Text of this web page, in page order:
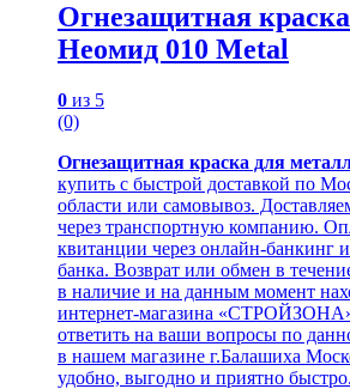
Огнезащитная
Неомид 010 Metal
0 из 5
(0)
Огнезащитная краска для
купить с быстрой доставкой по
области или самовывоз.
через транспортную компанию.
квитанции через онлайн-банкинг
банка. Возврат или обмен в
в наличие и на данным момент
интернет-магазина
ответить на ваши вопросы по
в нашем магазине г.Балашиха
удобно, выгодно и приятно быстро.